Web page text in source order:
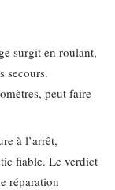
surgit en roulant,
secours.
peut faire
à l’arrêt,
fiable. Le verdict
réparation